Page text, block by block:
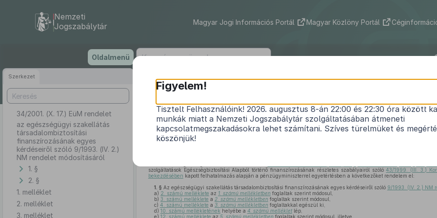
tartalomra
Nemzeti
Jogszabálytár
Magyar Jogi Információs Portál Magyar Közlöny Portál
Oldalmenü
Szerkezet
34/2001. (X. 17.) EüM rendelet
az egészségügyi szakellátás
társadalombiztosítási
finanszírozásának egyes
kérdéseiről szóló 9/1993. (IV. 2.)
NM rendelet módosításáról
1. §
2. §
1. melléklet
2. melléklet
3. melléklet
34/2001. (X. 17.) EüM rendelet
az egészségügyi szakellátás társadalombiztosítási
kérdéseiről szóló9/1993. (IV. 2.) NM rendelet
szolgáltatások Egészségbiztosítási Alapból történő finanszírozásának részletes szabályairól szóló43/1999. (III. 3.)
bekezdésében kapott felhatalmazás alapján a pénzügyminiszterrel egyetértésben a következőket rendelem el:
1. § Az egészségügyi szakellátás társadalombiztosítási finanszírozásának egyes kérdéseiről szóló 9/1993. (IV. 2.) NM
a) 2. számú melléklete az 1. számú mellékletben foglaltak szerint módosul,
b) 3. számú melléklete a 2. számú mellékletben foglaltak szerint módosul,
c) 4. számú melléklete a 3. számú mellékletben foglaltakkal egészül ki,
d) 10. számú mellékletének helyébe a 4. számú mellékletlép,
e) 12. számú melléklete az 5. számú mellékletben foglaltak szerint módosul, illetve,
Figyelem!
Tisztelt Felhasználóink! 2026. augusztus 8-án 22:00 és 22:30 óra között
munkák miatt a Nemzeti Jogszabálytár szolgáltatásában átmeneti
kapcsolatmegszakadásokra lehet számítani. Szíves türelmüket és
köszönjük!